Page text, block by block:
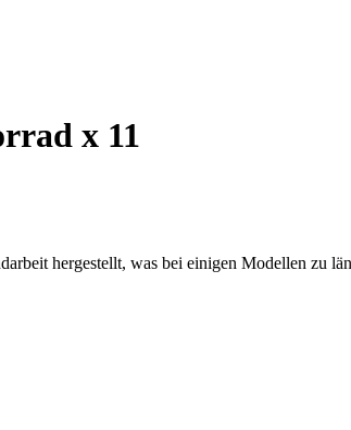
x 11
hergestellt, was bei einigen Modellen zu